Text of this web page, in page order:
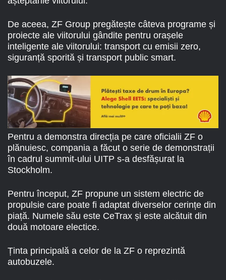
De aceea, ZF Group pregătește câteva programe și
proiecte ale viitorului gândite pentru orașele
inteligente ale viitorului: transport cu emisii zero,
siguranță sporită și transport public smart.
Pentru a demonstra direcția pe care oficialii ZF o
plănuiesc, compania a făcut o serie de demonstrații
în cadrul summit-ului UITP s-a desfășurat la
Stockholm.
Pentru început, ZF propune un sistem electric de
propulsie care poate fi adaptat diverselor cerințe din
piață. Numele său este CeTrax și este alcătuit din
două motoare electice.
Ținta principală a celor de la ZF o reprezintă
autobuzele.